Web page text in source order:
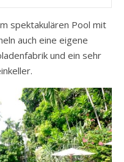
spektakulären Pool mit
auch eine eigene
und ein sehr